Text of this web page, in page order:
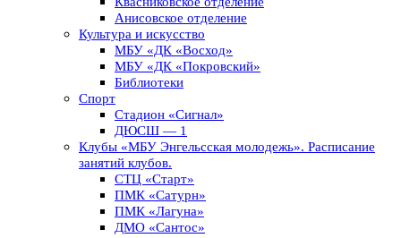
Анисовское отделение
Культура и искусство
МБУ «ДК «Восход»
МБУ «ДК «Покровский»
Библиотеки
Спорт
Стадион «Сигнал»
ДЮСШ — 1
Клубы «МБУ Энгельсская молодежь». Расписание
занятий клубов.
СТЦ «Старт»
ПМК «Сатурн»
ПМК «Лагуна»
ДМО «Сантос»